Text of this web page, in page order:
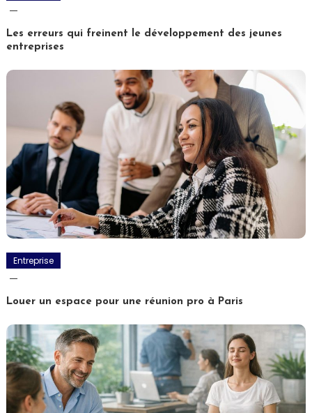
Les erreurs qui freinent le développement des jeunes
entreprises
Entreprise
Louer un espace pour une réunion pro à Paris